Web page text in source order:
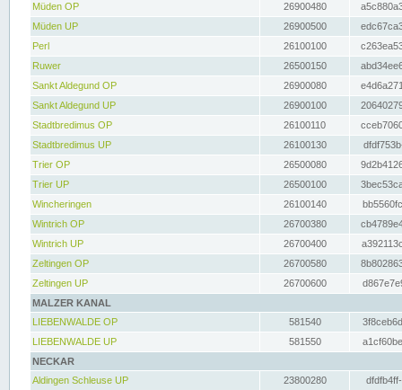
Müden OP
26900480
Müden UP
26900500
Perl
26100100
Ruwer
26500150
Sankt Aldegund OP
26900080
Sankt Aldegund UP
26900100
Stadtbredimus OP
26100110
Stadtbredimus UP
26100130
Trier OP
26500080
Trier UP
26500100
Wincheringen
26100140
Wintrich OP
26700380
Wintrich UP
26700400
Zeltingen OP
26700580
Zeltingen UP
26700600
MALZER KANAL
LIEBENWALDE OP
581540
LIEBENWALDE UP
581550
NECKAR
Aldingen Schleuse UP
23800280